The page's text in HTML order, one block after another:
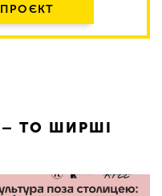
ТО ШИРШІ